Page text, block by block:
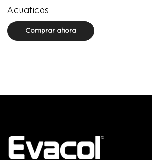
Acuaticos
Comprar ahora